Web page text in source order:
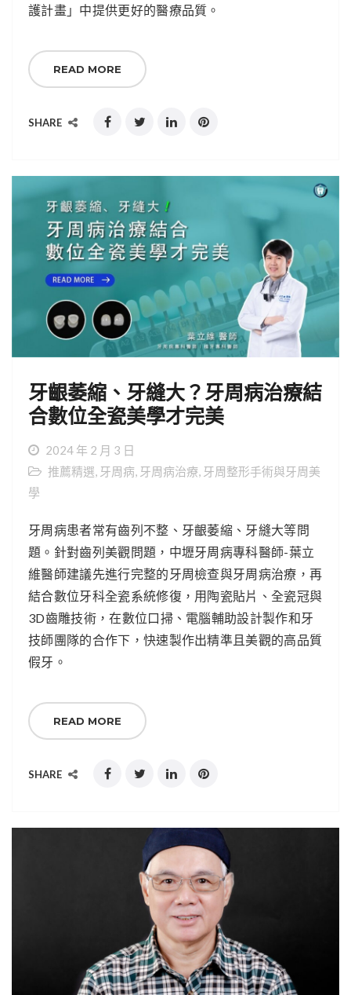
護計畫」中提供更好的醫療品質。
READ MORE
SHARE
牙齦萎縮、牙縫大？牙周病治療結
合數位全瓷美學才完美
2024 年 2 月 3 日
推薦精選, 牙周病, 牙周病治療, 牙周整形手術與牙周美
學
牙周病患者常有齒列不整、牙齦萎縮、牙縫大等問
題。針對齒列美觀問題，中壢牙周病專科醫師-葉立
維醫師建議先進行完整的牙周檢查與牙周病治療，再
結合數位牙科全瓷系統修復，用陶瓷貼片、全瓷冠與
3D齒雕技術，在數位口掃、電腦輔助設計製作和牙
技師團隊的合作下，快速製作出精準且美觀的高品質
假牙。
READ MORE
SHARE